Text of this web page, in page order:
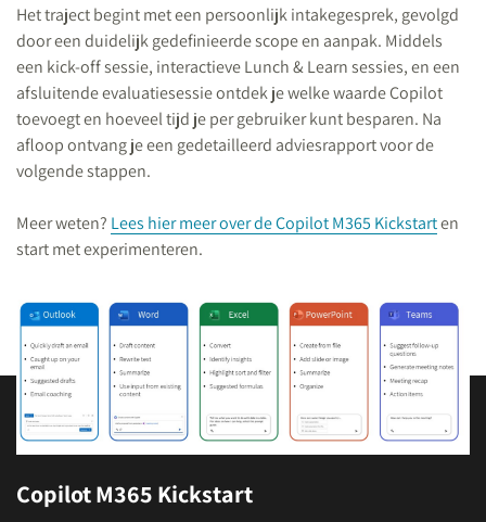
Het traject begint met een persoonlijk intakegesprek, gevolgd
door een duidelijk gedefinieerde scope en aanpak. Middels
een kick-off sessie, interactieve Lunch & Learn sessies, en een
afsluitende evaluatiesessie ontdek je welke waarde Copilot
toevoegt en hoeveel tijd je per gebruiker kunt besparen. Na
afloop ontvang je een gedetailleerd adviesrapport voor de
volgende stappen.
Meer weten? Lees hier meer over de Copilot M365 Kickstarten
start met experimenteren.
Copilot M365 Kickstart